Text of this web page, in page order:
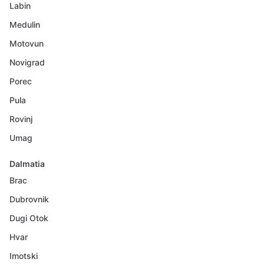
Labin
Medulin
Motovun
Novigrad
Porec
Pula
Rovinj
Umag
Dalmatia
Brac
Dubrovnik
Dugi Otok
Hvar
Imotski